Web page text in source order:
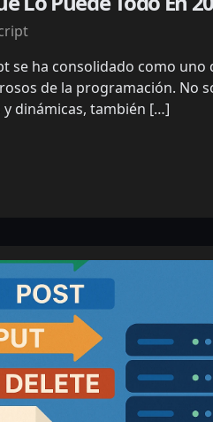
se ha consolidado como uno
de la programación. No
dinámicas, también […]